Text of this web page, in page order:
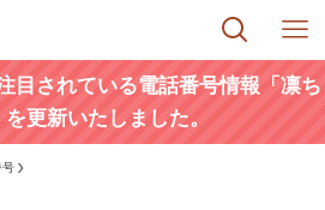
目されている電話番号情報「凛ち
更新いたしました。
号